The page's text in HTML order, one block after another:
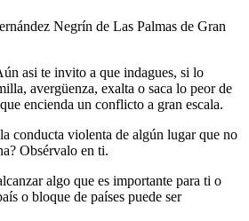
Negrín de Las Palmas de Gran
asi te invito a que indagues, si lo
avergüenza, exalta o saca lo peor de
encienda un conflicto a gran escala.
conducta violenta de algún lugar que no
Obsérvalo en ti.
algo que es importante para ti o
o bloque de países puede ser